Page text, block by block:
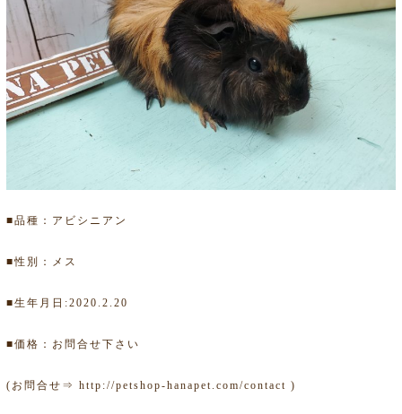
■品種：アビシニアン
■性別：メス
■生年月日:2020.2.20
■価格：お問合せ下さい
(お問合せ⇒ http://petshop-hanapet.com/contact )